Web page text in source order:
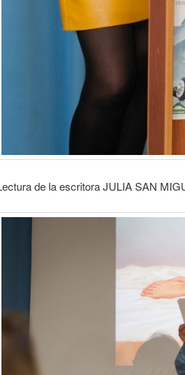
de la escritora JULIA SAN